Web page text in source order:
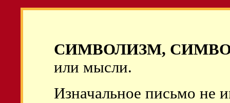
СИМВОЛИЗМ,
или мысли.
Изначальное письмо не